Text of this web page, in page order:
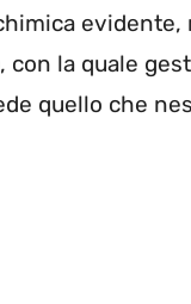
con la quale
quello che